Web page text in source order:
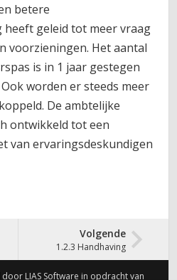
betere
geleid tot meer vraag
voorzieningen. Het aantal
is in 1 jaar gestegen
worden er steeds meer
De ambtelijke
ontwikkeld tot een
van ervaringsdeskundigen
Volgende
1.2.3 Handhaving
LIAS Software in opdracht van